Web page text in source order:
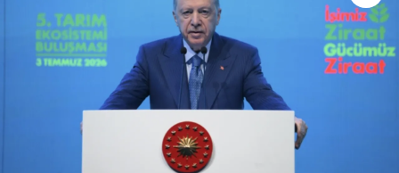
RESMİ İLAN